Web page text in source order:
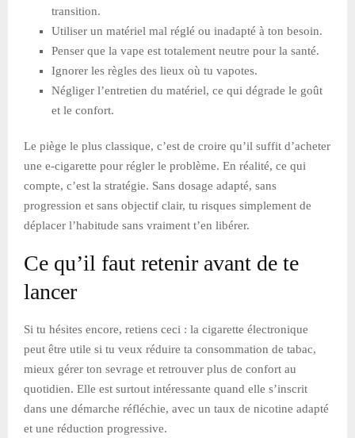
transition.
Utiliser un matériel mal réglé ou inadapté à ton besoin.
Penser que la vape est totalement neutre pour la santé.
Ignorer les règles des lieux où tu vapotes.
Négliger l’entretien du matériel, ce qui dégrade le goût
et le confort.
Le piège le plus classique, c’est de croire qu’il suffit d’acheter
une e-cigarette pour régler le problème. En réalité, ce qui
compte, c’est la stratégie. Sans dosage adapté, sans
progression et sans objectif clair, tu risques simplement de
déplacer l’habitude sans vraiment t’en libérer.
Ce qu’il faut retenir avant de te
lancer
Si tu hésites encore, retiens ceci : la cigarette électronique
peut être utile si tu veux réduire ta consommation de tabac,
mieux gérer ton sevrage et retrouver plus de confort au
quotidien. Elle est surtout intéressante quand elle s’inscrit
dans une démarche réfléchie, avec un taux de nicotine adapté
et une réduction progressive.